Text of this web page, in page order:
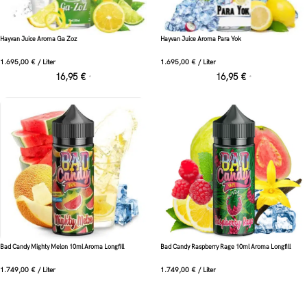
Hayvan Juice Aroma Ga Zoz
1.695,00 € / Liter
16,95 € *
Hayvan Juice Aroma Para Yok
1.695,00 € / Liter
16,95 € *
Bad Candy Mighty Melon 10ml Aroma Longfill
1.749,00 € / Liter
Bad Candy Raspberry Rage 10ml Aroma Longfill
1.749,00 € / Liter